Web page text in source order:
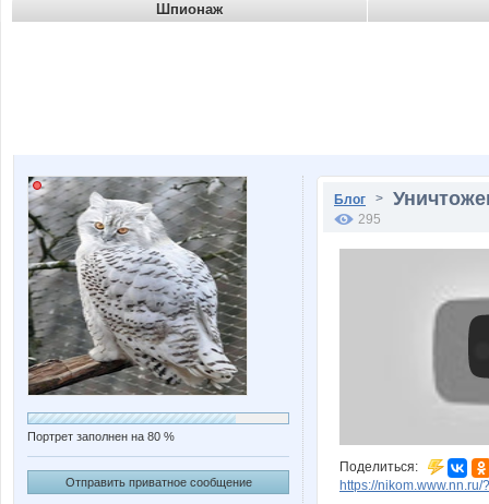
Шпионаж
Портрет заполнен на 80 %
Отправить приватное сообщение
Блог >
295
Поделиться:
https://nikom.www.nn.ru/